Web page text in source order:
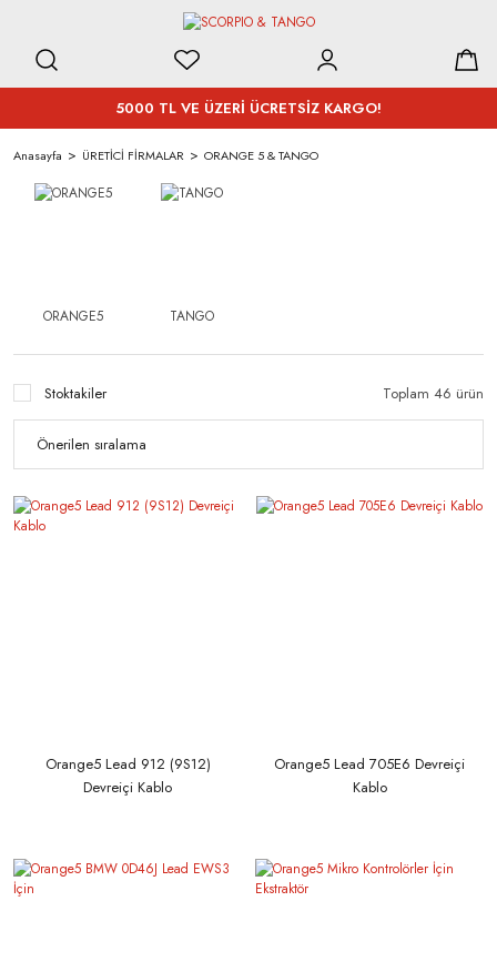
5000 TL VE ÜZERİ ÜCRETSİZ KARGO!
Anasayfa ÜRETİCİ FİRMALAR ORANGE 5 & TANGO
ORANGE5 TANGO
Stoktakiler Toplam 46 ürün
Orange5 Lead 912 (9S12)
Devreiçi Kablo
Orange5 Lead 705E6 Devreiçi
Kablo